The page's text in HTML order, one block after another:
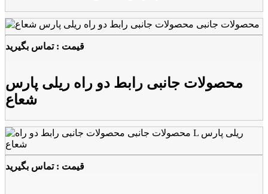
قیمت : تماس بگیرید
محصولات جانبی رابط دو راه ریلی پارس
شعاع
قیمت : تماس بگیرید